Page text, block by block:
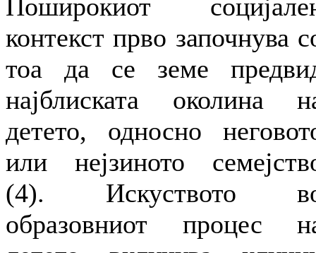
Поширокиот
контекст прво започнува
тоа да се земе
најблиската околина
детето, односно
или нејзиното
(4). Искуството
образовниот процес